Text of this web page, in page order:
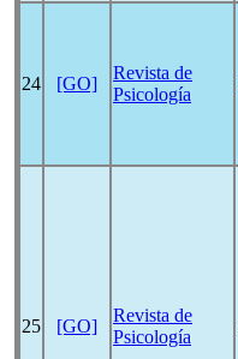
24 [GO]
Revista de
Psicología
25 [GO]
Revista de
Psicología